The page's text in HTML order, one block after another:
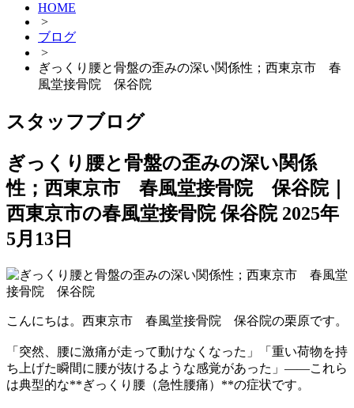
HOME
>
ブログ
>
ぎっくり腰と骨盤の歪みの深い関係性；西東京市 春
風堂接骨院 保谷院
スタッフブログ
ぎっくり腰と骨盤の歪みの深い関係
性；西東京市 春風堂接骨院 保谷院｜
西東京市の春風堂接骨院 保谷院 2025年
5月13日
こんにちは。西東京市 春風堂接骨院 保谷院の栗原です。
「突然、腰に激痛が走って動けなくなった」「重い荷物を持
ち上げた瞬間に腰が抜けるような感覚があった」――これら
は典型的な**ぎっくり腰（急性腰痛）**の症状です。